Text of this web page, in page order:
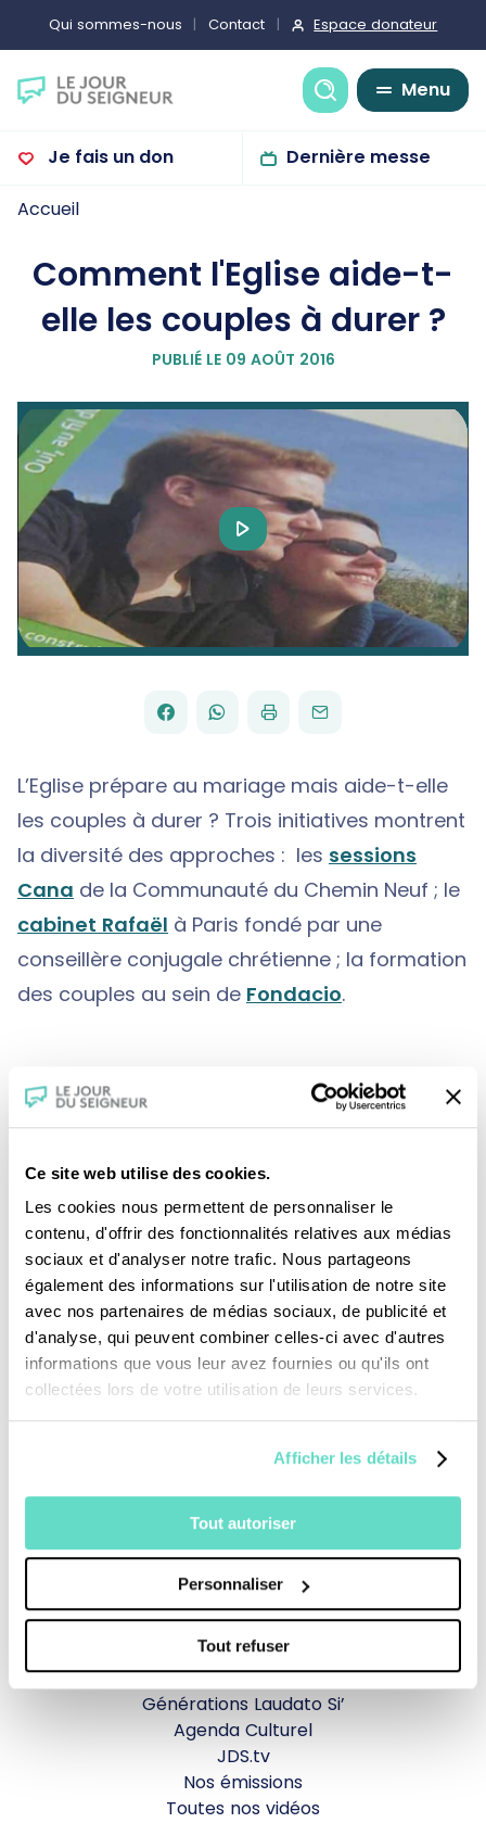
Ce site web utilise des cookies.
Les cookies nous permettent de personnaliser le
contenu, d'offrir des fonctionnalités relatives aux médias
sociaux et d'analyser notre trafic. Nous partageons
également des informations sur l'utilisation de notre site
avec nos partenaires de médias sociaux, de publicité et
d'analyse, qui peuvent combiner celles-ci avec d'autres
informations que vous leur avez fournies ou qu'ils ont
collectées lors de votre utilisation de leurs services.
Afficher les détails
Tout autoriser
Personnaliser
Tout refuser
Qui sommes-nous Contact Espace donateur
Recherche
Menu
Je fais un don Dernière messe
Accueil
Comment l'Eglise aide-t-
elle les couples à durer ?
PUBLIÉ LE 09 AOÛT 2016
Play
Video
PARTAGER
FACEBOOK
PARTAGER
WHATSAPP
IMPRIMERENVOYER
PAR
EMAIL
L’Eglise prépare au mariage mais aide-t-elle
les couples à durer ? Trois initiatives montrent
la diversité des approches : les sessions
Cana de la Communauté du Chemin Neuf ; le
cabinet Rafaël à Paris fondé par une
conseillère conjugale chrétienne ; la formation
des couples au sein de Fondacio.
Une production : CFRT/ France Télévisions
Crédits :
Je fais un don
Revoir la messe du 09 août 2026
TOUS NOS PROGRAMMES
La messe
Magazine Le Jour du Seigneur
Documentaires
Parole Inattendue
Tous Frères
Générations Laudato Si’
Agenda Culturel
JDS.tv
Nos émissions
Toutes nos vidéos